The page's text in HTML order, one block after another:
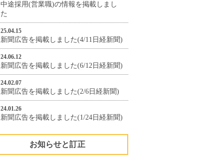
中途採用(営業職)の情報を掲載しまし
た
25.04.15
新聞広告を掲載しました(4/11日経新聞)
24.06.12
新聞広告を掲載しました(6/12日経新聞)
24.02.07
新聞広告を掲載しました(2/6日経新聞)
24.01.26
新聞広告を掲載しました(1/24日経新聞)
お知らせと訂正